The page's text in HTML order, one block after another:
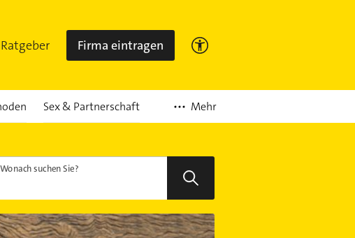
Ratgeber Firma eintragen
Sex & Partnerschaft Mehr
Wonach suchen Sie?